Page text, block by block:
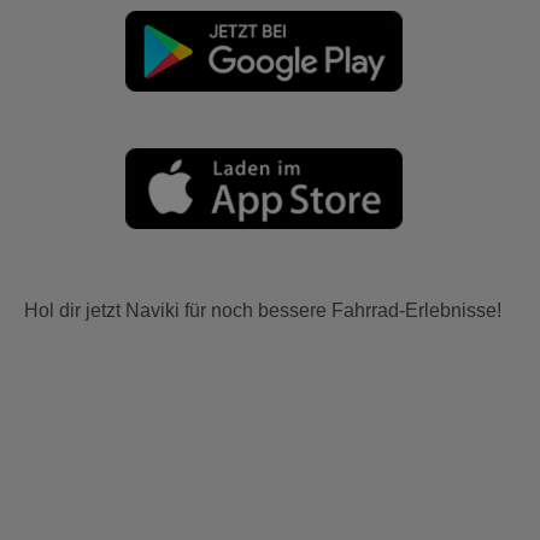
Hol dir jetzt Naviki für noch bessere Fahrrad-Erlebnisse!